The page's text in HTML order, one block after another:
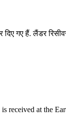
दिए गए हैं. लैंडर
received at the